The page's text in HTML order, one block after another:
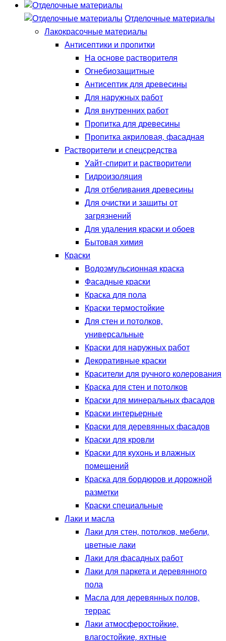
Отделочные материалы
Лакокрасочные материалы
Антисептики и пропитки
На основе растворителя
Огнебиозащитные
Антисептик для древесины
Для наружных работ
Для внутренних работ
Пропитка для древесины
Пропитка акриловая, фасадная
Растворители и спецсредства
Уайт-спирит и растворители
Гидроизоляция
Для отбеливания древесины
Для очистки и защиты от
загрязнений
Для удаления краски и обоев
Бытовая химия
Краски
Водоэмульсионная краска
Фасадные краски
Краска для пола
Краски термостойкие
Для стен и потолков,
универсальные
Краски для наружных работ
Декоративные краски
Красители для ручного колерования
Краска для стен и потолков
Краски для минеральных фасадов
Краски интерьерные
Краски для деревянных фасадов
Краски для кровли
Краски для кухонь и влажных
помещений
Краска для бордюров и дорожной
разметки
Краски специальные
Лаки и масла
Лаки для стен, потолков, мебели,
цветные лаки
Лаки для фасадных работ
Лаки для паркета и деревянного
пола
Масла для деревянных полов,
террас
Лаки атмосферостойкие,
влагостойкие, яхтные